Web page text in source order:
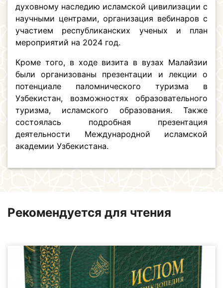
духовному наследию исламской цивилизации с
научными центрами, организация вебинаров с
участием республиканских ученых и план
мероприятий на 2024 год.
Кроме того, в ходе визита в вузах Малайзии
были организованы презентации и лекции о
потенциале паломнического туризма в
Узбекистан, возможностях образовательного
туризма, исламского образования. Также
состоялась подробная презентация
деятельности Международной исламской
академии Узбекистана.
Рекомендуется для чтения